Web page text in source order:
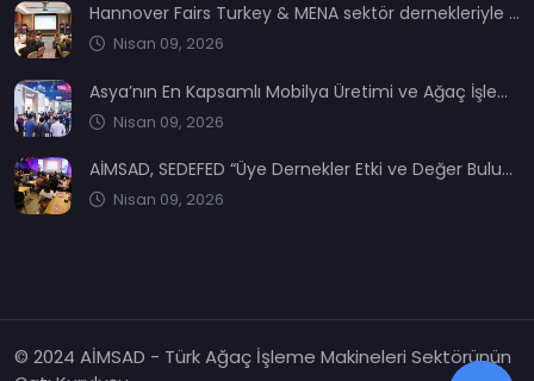
Hannover Fairs Turkey & MENA sektör dernekleriyle bir araya geldi
Nisan 09, 2026
Asya’nın En Kapsamlı Mobilya Üretimi ve Ağaç İşleme Fuarı: CIFM / Interzum Guangzhou
Nisan 09, 2026
AİMSAD, SEDEFED “Üye Dernekler Etki ve Değer Buluşması’nda” yerini aldı
Nisan 09, 2026
© 2024 AİMSAD - Türk Ağaç İşleme Makineleri Sektörünün